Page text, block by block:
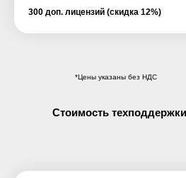
300 доп. лицензий (скидка 12%)
*Цены указаны без НДС
Стоимость техподдержки